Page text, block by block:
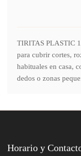
TIRITAS PLASTIC
para cubrir cortes,
habituales en casa,
dedos o zonas
Horario y